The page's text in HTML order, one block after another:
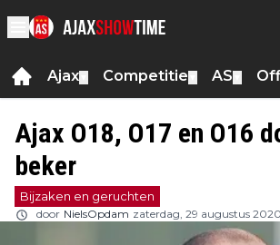
Ajax Competitie AS
Ajax O18, O17 en O16
beker
Bijzaken en geruchten
door NielsOpdam zaterdag, 29 augustus